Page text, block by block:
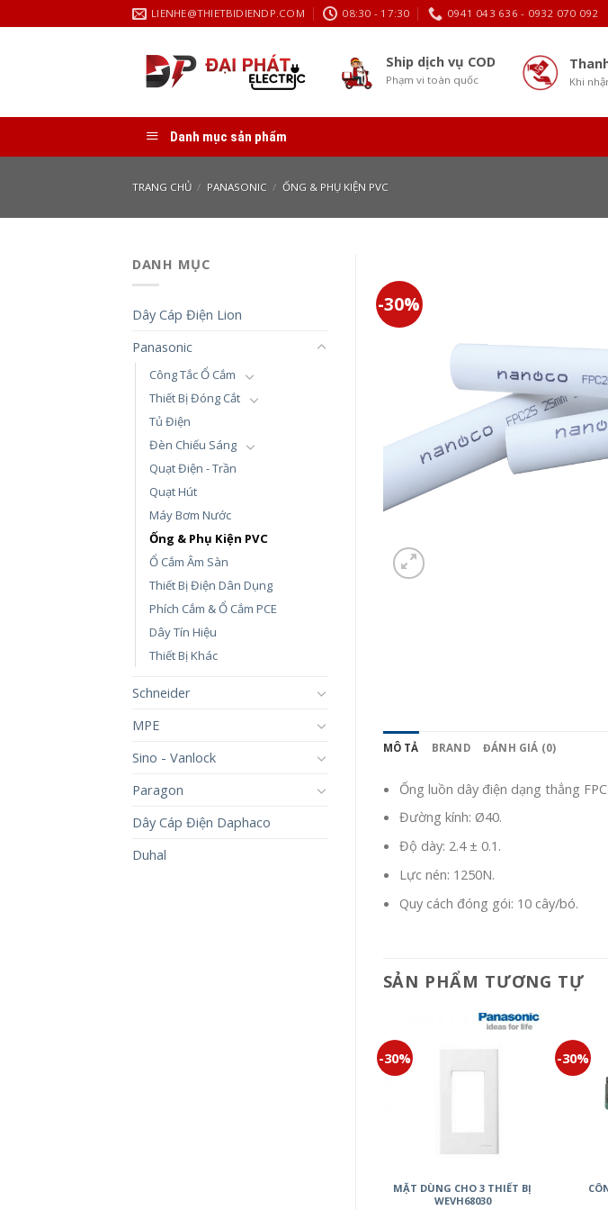
to
LIENHE@THIETBIDIENDP.COM 08:30 - 17:30 0941 043 636 - 0932 070 092
Ship dịch vụ COD
Phạm vi toàn quốc Khi
Danh mục sản phẩm
TRANG CHỦ / PANASONIC / ỐNG & PHỤ KIỆN PVC
DANH MỤC
Dây Cáp Điện Lion
Panasonic
Công Tắc Ổ Cắm
Thiết Bị Đóng Cắt
Tủ Điện
Đèn Chiếu Sáng
Quạt Điện - Trần
Quạt Hút
Máy Bơm Nước
Ống & Phụ Kiện PVC
Ổ Cắm Âm Sàn
Thiết Bị Điện Dân Dụng
Phích Cắm & Ổ Cắm PCE
Dây Tín Hiệu
Thiết Bị Khác
Schneider
MPE
Sino - Vanlock
Paragon
Dây Cáp Điện Daphaco
Duhal
-30%
MÔ TẢ BRAND ĐÁNH GIÁ (0)
Ống luồn dây điện dạng thẳng
Đường kính: Ø40.
Độ dày: 2.4 ± 0.1.
Lực nén: 1250N.
Quy cách đóng gói: 10 cây/bó.
SẢN PHẨM TƯƠNG TỰ
-30%
MẶT DÙNG CHO 3 THIẾT BỊ
WEVH68030
-30%